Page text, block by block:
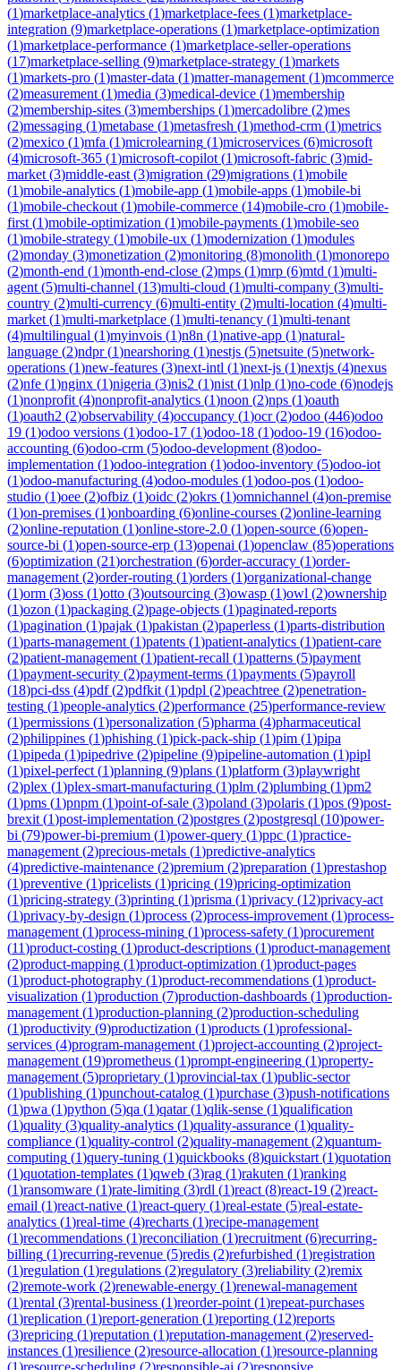
(1)marketplace-analytics (1)marketplace-fees (1)marketplace-
integration (9)marketplace-operations (1)marketplace-optimization
(1)marketplace-performance (1)marketplace-seller-operations
(17)marketplace-selling (9)marketplace-strategy (1)markets
(1)markets-pro (1)master-data (1)matter-management (1)mcommerce
(2)measurement (1)media (3)medical-device (1)membership
(2)membership-sites (3)memberships (1)mercadolibre (2)mes
(2)messaging (1)metabase (1)metasfresh (1)method-crm (1)metrics
(2)mexico (1)mfa (1)microlearning (1)microservices (6)microsoft
(4)microsoft-365 (1)microsoft-copilot (1)microsoft-fabric (3)mid-
market (3)middle-east (3)migration (29)migrations (1)mobile
(1)mobile-analytics (1)mobile-app (1)mobile-apps (1)mobile-bi
(1)mobile-checkout (1)mobile-commerce (14)mobile-cro (1)mobile-
first (1)mobile-optimization (1)mobile-payments (1)mobile-seo
(1)mobile-strategy (1)mobile-ux (1)modernization (1)modules
(2)monday (3)monetization (2)monitoring (8)monolith (1)monorepo
(2)month-end (1)month-end-close (2)mps (1)mrp (6)mtd (1)multi-
agent (5)multi-channel (13)multi-cloud (1)multi-company (3)multi-
country (2)multi-currency (6)multi-entity (2)multi-location (4)multi-
market (1)multi-marketplace (1)multi-tenancy (1)multi-tenant
(4)multilingual (1)myinvois (1)n8n (1)native-app (1)natural-
language (2)ndpr(1)nearshoring (1)nestjs (5)netsuite (5)network-
operations (1)new-features (3)next-intl (1)next-js (1)nextjs (4)nexus
(2)nfe (1)nginx (1)nigeria (3)nis2 (1)nist (1)nlp (1)no-code (6)nodejs
(1)nonprofit (4)nonprofit-analytics (1)noon (2)nps (1)oauth
(1)oauth2 (2)observability (4)occupancy (1)ocr(2)odoo (446)odoo
19 (1)odoo versions (1)odoo-17 (1)odoo-18 (1)odoo-19 (16)odoo-
accounting (6)odoo-crm (5)odoo-development (8)odoo-
implementation (1)odoo-integration (1)odoo-inventory (5)odoo-iot
(1)odoo-manufacturing (4)odoo-modules (1)odoo-pos (1)odoo-
studio (1)oee (2)ofbiz (1)oidc (2)okrs (1)omnichannel (4)on-premise
(1)on-premises (1)onboarding (6)online-courses (2)online-learning
(2)online-reputation (1)online-store-2.0 (1)open-source (6)open-
source-bi (1)open-source-erp (13)openai (1)openclaw (85)operations
(6)optimization (21)orchestration (6)order-accuracy (1)order-
management (2)order-routing (1)orders (1)organizational-change
(1)orm (3)oss (1)otto (3)outsourcing (3)owasp (1)owl (2)ownership
(1)ozon (1)packaging (2)page-objects (1)paginated-reports
(1)pagination (1)pajak (1)pakistan (2)paperless (1)parts-distribution
(1)parts-management (1)patents (1)patient-analytics (1)patient-care
(2)patient-management (1)patient-recall (1)patterns (5)payment
(1)payment-security (2)payment-terms (1)payments (5)payroll
(18)pci-dss (4)pdf(2)pdfkit (1)pdpl (2)peachtree (2)penetration-
testing (1)people-analytics (2)performance (25)performance-review
(1)permissions (1)personalization (5)pharma (4)pharmaceutical
(2)philippines (1)phishing (1)pick-pack-ship (1)pim (1)pipa
(1)pipeda (1)pipedrive (2)pipeline (9)pipeline-automation (1)pipl
(1)pixel-perfect (1)planning (9)plans (1)platform (3)playwright
(2)plex (1)plex-smart-manufacturing (1)plm (2)plumbing (1)pm2
(1)pms (1)pnpm (1)point-of-sale (3)poland (3)polaris (1)pos (9)post-
brexit (1)post-implementation (2)postgres (2)postgresql (10)power-
bi (79)power-bi-premium (1)power-query (1)ppc (1)practice-
management (2)precious-metals (1)predictive-analytics
(4)predictive-maintenance (2)premium (2)preparation (1)prestashop
(1)preventive (1)pricelists (1)pricing (19)pricing-optimization
(1)pricing-strategy (3)printing (1)prisma (1)privacy (12)privacy-act
(1)privacy-by-design (1)process (2)process-improvement (1)process-
management (1)process-mining (1)process-safety (1)procurement
(11)product-costing (1)product-descriptions (1)product-management
(2)product-mapping (1)product-optimization (1)product-pages
(1)product-photography (1)product-recommendations (1)product-
visualization (1)production (7)production-dashboards (1)production-
management (1)production-planning (2)production-scheduling
(1)productivity (9)productization (1)products (1)professional-
services (4)program-management (1)project-accounting (2)project-
management (19)prometheus (1)prompt-engineering (1)property-
management (5)proprietary (1)provincial-tax (1)public-sector
(1)publishing (1)punchout-catalog (1)purchase (3)push-notifications
(1)pwa (1)python (5)qa (1)qatar(1)qlik-sense (1)qualification
(1)quality (3)quality-analytics (1)quality-assurance (1)quality-
compliance (1)quality-control (2)quality-management (2)quantum-
computing (1)query-tuning (1)quickbooks (8)quickstart (1)quotation
(1)quotation-templates (1)qweb (3)rag (1)rakuten (1)ranking
(1)ransomware (1)rate-limiting (3)rdl (1)react (8)react-19 (2)react-
email (1)react-native (1)react-query (1)real-estate (5)real-estate-
analytics (1)real-time (4)recharts (1)recipe-management
(1)recommendations (1)reconciliation (1)recruitment (6)recurring-
billing (1)recurring-revenue (5)redis (2)refurbished (1)registration
(1)regulation (1)regulations (2)regulatory (3)reliability (2)remix
(2)remote-work (2)renewable-energy (1)renewal-management
(1)rental (3)rental-business (1)reorder-point (1)repeat-purchases
(1)replication (1)report-generation (1)reporting (12)reports
(3)repricing (1)reputation (1)reputation-management (2)reserved-
instances (1)resilience (2)resource-allocation (1)resource-planning
(1)resource-scheduling (2)responsible-ai (2)responsive